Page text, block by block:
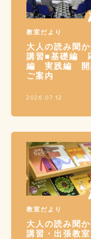
教室だより
大人の読み聞
講習■基礎編
編 実践編 開
ご案内
2026.07.12
教室だより
大人の読み聞
講習・出張教室